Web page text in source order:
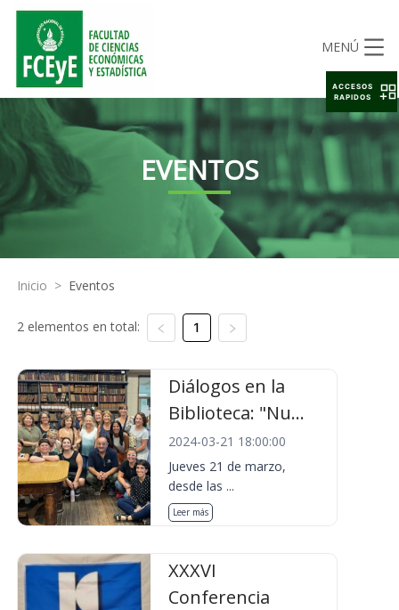
MENÚ
EVENTOS
Inicio > Eventos
2 elementos en total: 1
Diálogos en la
Biblioteca: "Nu...
2024-03-21 18:00:00
Jueves 21 de marzo,
desde las ...
Leer más
XXXVI
Conferencia
ACCESOS
RAPIDOS